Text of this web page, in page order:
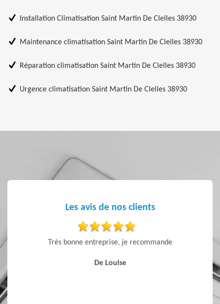
Installation Climatisation Saint Martin De Clelles 38930
Maintenance climatisation Saint Martin De Clelles 38930
Réparation climatisation Saint Martin De Clelles 38930
Urgence climatisation Saint Martin De Clelles 38930
Les avis de nos clients
les
Très bonne entreprise, je recommande
De Louise